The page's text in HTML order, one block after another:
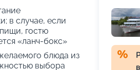
в случае, если
гостю
«ланч-бокс»
блюда из
выбора